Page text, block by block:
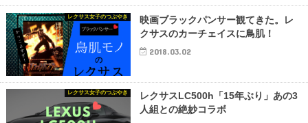
レクサス女子のつぶやき
映画ブラックパンサー観てきた。レ
クサスのカーチェイスに鳥肌！
2018.03.02
レクサス女子のつぶやき
レクサスLC500h「15年ぶり」あの3
人組との絶妙コラボ